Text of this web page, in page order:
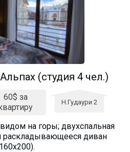
(студия 4 чел.)
60$ за
Н.Гудаури 2
на горы; двухспальная
раскладывающееся диван